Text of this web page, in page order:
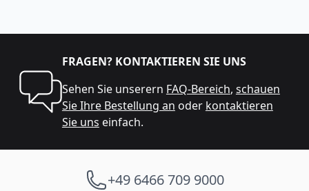
FRAGEN? KONTAKTIEREN SIE UNS
Sehen Sie unserern FAQ-Bereich, schauen
Sie Ihre Bestellung an oder kontaktieren
Sie uns einfach.
+49 6466 709 9000